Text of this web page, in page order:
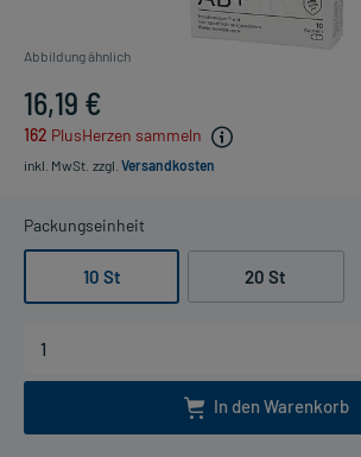
Abbildung ähnlich
16,19 €
162 PlusHerzen sammeln
inkl. MwSt. zzgl. Versandkosten
Packungseinheit
10 St 20 St
In den Warenkorb